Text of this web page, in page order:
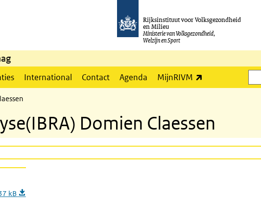
Rijksinstituut voor Volksgezondheid
en Milieu
Ministerie van Volksgezondheid,
Welzijn en Sport
International Contact Agenda MijnRIVM
Zoeken
Domien Claessen
kB